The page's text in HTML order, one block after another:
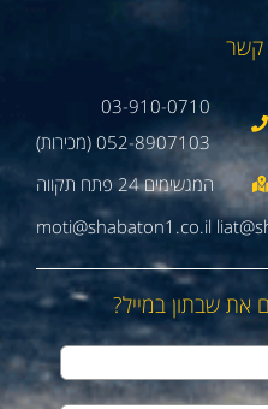
קשר
03-910-0710
052-8907103 (מכירות)
moti@shabaton1.co.il
את שבתון במייל?